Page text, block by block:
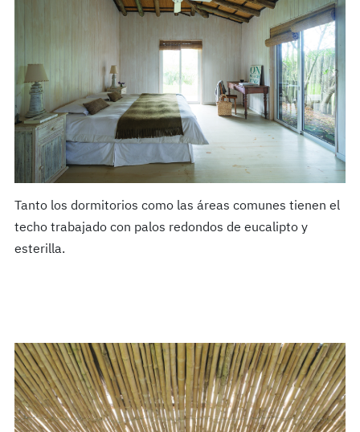
Tanto los dormitorios como las áreas comunes tienen el
techo trabajado con palos redondos de eucalipto y
esterilla.